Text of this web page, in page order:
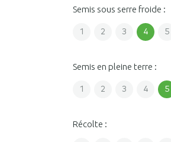
Semis sous serre froide :
1 2 3 4 5
Semis en pleine terre :
1 2 3 4 5
Récolte :